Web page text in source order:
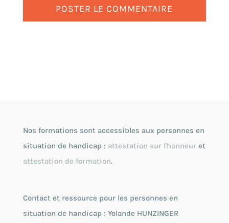
Nos formations sont accessibles aux personnes en
situation de handicap : attestation sur l'honneuret
attestation de formation.
Contact et ressource pour les personnes en
situation de handicap : Yolande HUNZINGER